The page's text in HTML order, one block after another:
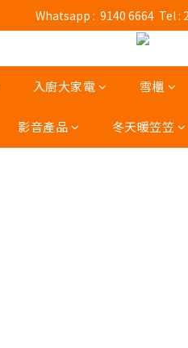
業時間 : (星期一至六 13:00 - 21:00 /
業時間 : (星期一至六 13:00 - 21:00 /
入廚大家電 雪櫃
影音產品 冬天暖笠笠